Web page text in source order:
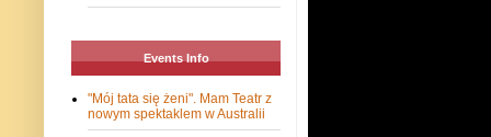
Events Info
"Mój tata się żeni". Mam Teatr z
nowym spektaklem w Australii